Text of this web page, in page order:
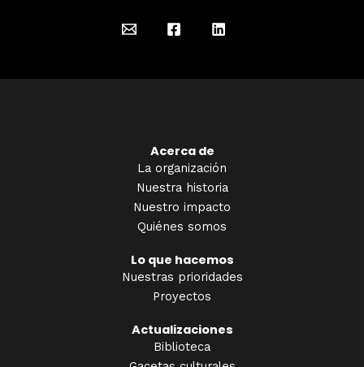
Acerca de
La organización
Nuestra historia
Nuestro impacto
Quiénes somos
Lo que hacemos
Nuestras prioridades
Proyectos
Actualizaciones
Biblioteca